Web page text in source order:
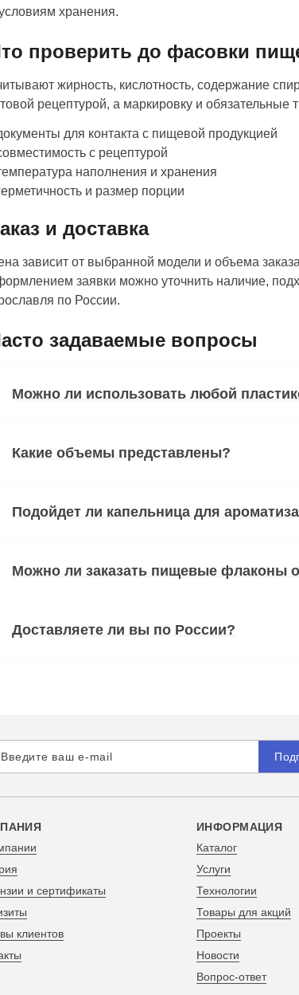
хранения.
проверить до фасовки
жирность, кислотность, содержание
рецептурой, а маркировку и обязательные
для контакта с пищевой продукцией
с рецептурой
наполнения и хранения
и размер порции
и доставка
зависит от выбранной модели и объема
заявки можно уточнить наличие,
по России.
задаваемые вопросы
Можно ли использовать любой
Какие объемы представлены?
Подойдет ли капельница для
Можно ли заказать пищевые флаконы
Доставляете ли вы по России?
и сертификаты
клиентов
ИНФОРМАЦИЯ
Каталог
Услуги
Технологии
Товары для акций
Проекты
Новости
Вопрос-ответ